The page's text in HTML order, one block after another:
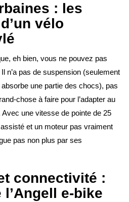
: les
vélo
eh bien, vous ne pouvez pas
n’a pas de suspension (seulement
une partie des chocs), pas
chose à faire pour l’adapter au
une vitesse de pointe de 25
et un moteur pas vraiment
pas non plus par ses
connectivité :
e-bike